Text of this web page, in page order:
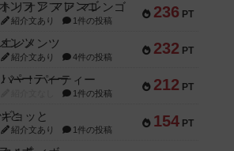
236 PT
トリオンフ ア マレンゴ
紹介文あり 1件の投稿
232 PT
エレメンツ
紹介文あり 4件の投稿
212 PT
バー！パーティー
1件の投稿
154 PT
ギョッと
紹介文あり 1件の投稿